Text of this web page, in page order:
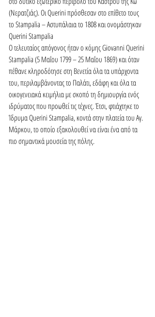
(Νερατζιάς). Οι Querini πρόσθεσαν στο επίθετο τους
το Stampalia – Αστυπάλαια το 1808 και ονομάστηκαν
Querini Stampalia
O τελευταίος απόγονος ήταν ο κόμης Giovanni Querini
Stampalia (5 Μαΐου 1799 – 25 Μαΐου 1869) και όταν
πέθανε κληροδότησε στη Βενετία όλα τα υπάρχοντα
του, περιλαμβάνοντας το Παλάτι, εδάφη και όλα τα
οικογενειακά κειμήλια με σκοπό τη δημιουργία ενός
ιδρύματος που προωθεί τις τέχνες. Έτσι, φτιάχτηκε το
Ίδρυμα Querini Stampalia, κοντά στην πλατεία του Αγ.
Μάρκου, το οποίο εξακολουθεί να είναι ένα από τα
πιο σημαντικά μουσεία της πόλης.